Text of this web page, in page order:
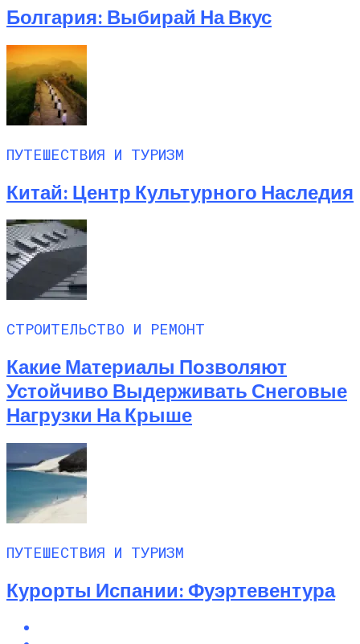
Болгария: Выбирай На Вкус
ПУТЕШЕСТВИЯ И ТУРИЗМ
Китай: Центр Культурного Наследия
СТРОИТЕЛЬСТВО И РЕМОНТ
Какие Материалы Позволяют
Устойчиво Выдерживать Снеговые
Нагрузки На Крыше
ПУТЕШЕСТВИЯ И ТУРИЗМ
Курорты Испании: Фуэртевентура